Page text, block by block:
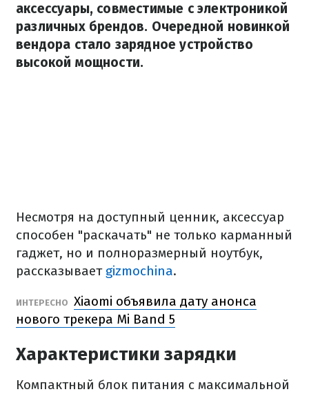
аксессуары, совместимые с электроникой
различных брендов. Очередной новинкой
вендора стало зарядное устройство
высокой мощности.
Несмотря на доступный ценник, аксессуар
способен "раскачать" не только карманный
гаджет, но и полноразмерный ноутбук,
рассказывает gizmochina.
ИНТЕРЕСНО Xiaomi объявила дату анонса
нового трекера Mi Band 5
Характеристики зарядки
Компактный блок питания с максимальной